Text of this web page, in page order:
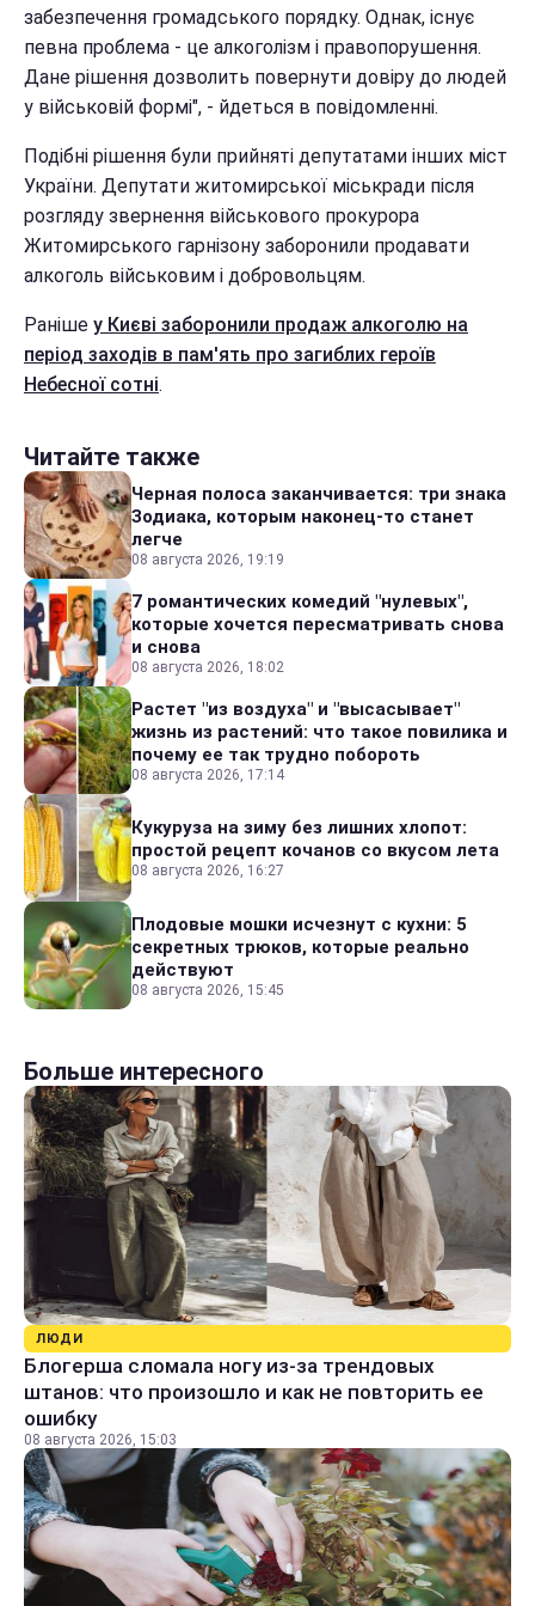
забезпечення громадського порядку. Однак, існує
певна проблема - це алкоголізм і правопорушення.
Дане рішення дозволить повернути довіру до людей
у військовій формі", - йдеться в повідомленні.
Подібні рішення були прийняті депутатами інших міст
України. Депутати житомирської міськради після
розгляду звернення військового прокурора
Житомирського гарнізону заборонили продавати
алкоголь військовим і добровольцям.
Раніше у Києві заборонили продаж алкоголю на
період заходів в пам'ять про загиблих героїв
Небесної сотні.
Читайте также
Черная полоса заканчивается: три знака
Зодиака, которым наконец-то станет
легче
08 августа 2026, 19:19
7 романтических комедий "нулевых",
которые хочется пересматривать снова
и снова
08 августа 2026, 18:02
Растет "из воздуха" и "высасывает"
жизнь из растений: что такое повилика и
почему ее так трудно побороть
08 августа 2026, 17:14
Кукуруза на зиму без лишних хлопот:
простой рецепт кочанов со вкусом лета
08 августа 2026, 16:27
Плодовые мошки исчезнут с кухни: 5
секретных трюков, которые реально
действуют
08 августа 2026, 15:45
Больше интересного
ЛЮДИ
Блогерша сломала ногу из-за трендовых
штанов: что произошло и как не повторить ее
ошибку
08 августа 2026, 15:03